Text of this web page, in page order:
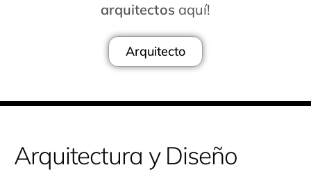
arquitectos aquí!
Arquitecto
Arquitectura y Diseño